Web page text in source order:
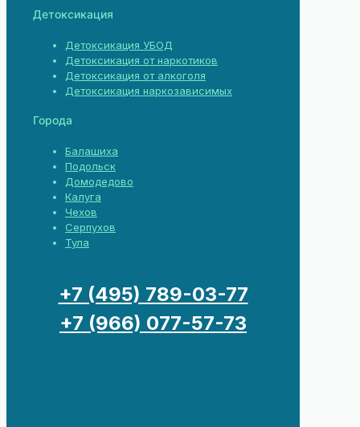
Детоксикация
Детоксикация УБОД
Детоксикация от наркотиков
Детоксикация от алкоголя
Детоксикация наркозависимых
Города
Балашиха
Подольск
Домодедово
Калуга
Чехов
Серпухов
Тула
+7 (495) 789-03-77
+7 (966) 077-57-73